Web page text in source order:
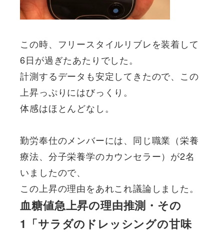
この時、フリースタイルリブレを装着して
6日が過ぎたあたりでした。
計測するデータも安定してきたので、この
上昇っぷりにはびっくり。
体感はほとんどなし。
勤労奉仕のメンバーには、同じ職業（栄養
療法、分子栄養学のカウンセラー）が2名
いましたので、
この上昇の理由をあれこれ議論しました。
血糖値急上昇の理由推測・その
1「サラダのドレッシングの甘味